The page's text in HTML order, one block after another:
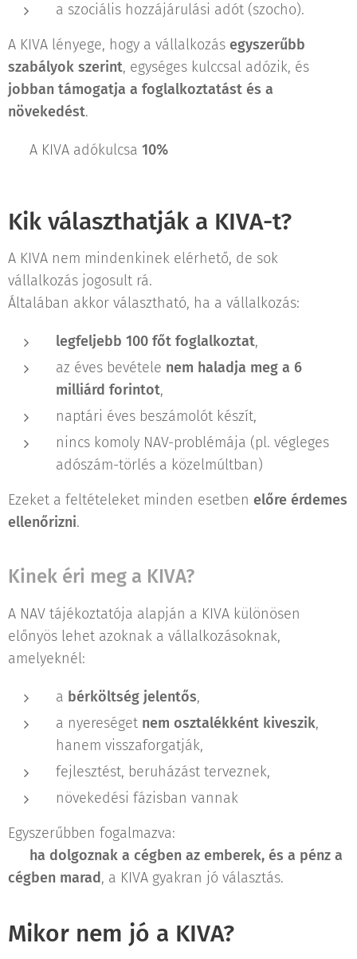
a szociális hozzájárulási adót (szocho).
A KIVA lényege, hogy a vállalkozás egyszerűbb
szabályok szerint, egységes kulccsal adózik, és
jobban támogatja a foglalkoztatást és a
növekedést.
👉 A KIVA adókulcsa 10%
Kik választhatják a KIVA-t?
A KIVA nem mindenkinek elérhető, de sok
vállalkozás jogosult rá.
Általában akkor választható, ha a vállalkozás:
legfeljebb 100 főt foglalkoztat,
az éves bevétele nem haladja meg a 6
milliárd forintot,
naptári éves beszámolót készít,
nincs komoly NAV-problémája (pl. végleges
adószám-törlés a közelmúltban)
Ezeket a feltételeket minden esetben előre érdemes
ellenőrizni.
Kinek éri meg a KIVA?
A NAV tájékoztatója alapján a KIVA különösen
előnyös lehet azoknak a vállalkozásoknak,
amelyeknél:
a bérköltség jelentős,
a nyereséget nem osztalékként kiveszik,
hanem visszaforgatják,
fejlesztést, beruházást terveznek,
növekedési fázisban vannak
Egyszerűbben fogalmazva:
ha dolgoznak a cégben az emberek, és a pénz a
cégben marad, a KIVA gyakran jó választás.
Mikor nem jó a KIVA?